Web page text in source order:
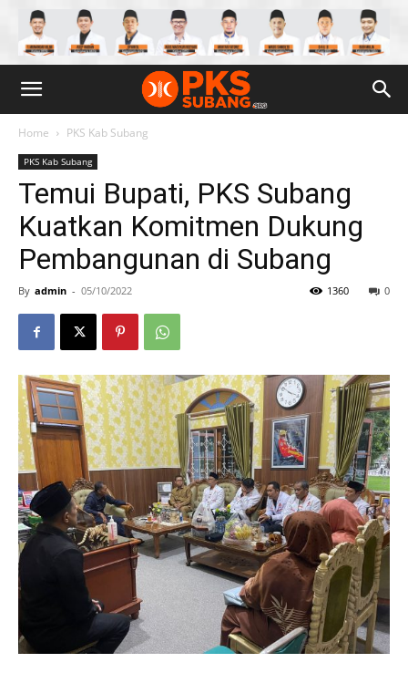
Home PKS Kab Subang
PKS Kab Subang
Temui Bupati, PKS Subang
Kuatkan Komitmen Dukung
Pembangunan di Subang
By admin - 05/10/2022 0
1360